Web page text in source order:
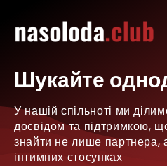
Шукайте
У нашій спільноті ми
досвідом та підтримкою,
знайти не лише партнера,
інтимних стосунках